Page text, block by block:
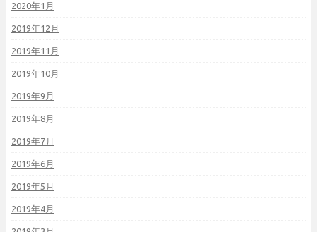
2020年1月
2019年12月
2019年11月
2019年10月
2019年9月
2019年8月
2019年7月
2019年6月
2019年5月
2019年4月